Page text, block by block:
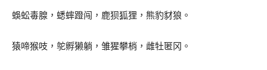
蜈蚣毒腺，蟋蟀蹬闯，鹿狈狐狸，熊豹豺狼。
猿啼猴吱，鸵孵獭躺，雏猩攀梢，雌牡匿冈。